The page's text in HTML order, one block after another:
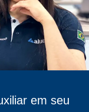
em seu